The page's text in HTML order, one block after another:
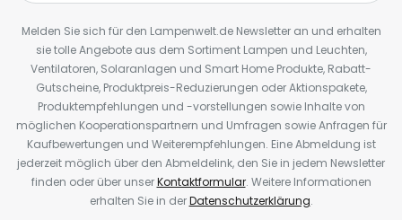
Melden Sie sich für den Lampenwelt.de Newsletter an und erhalten
sie tolle Angebote aus dem Sortiment Lampen und Leuchten,
Ventilatoren, Solaranlagen und Smart Home Produkte, Rabatt-
Gutscheine, Produktpreis-Reduzierungen oder Aktionspakete,
Produktempfehlungen und -vorstellungen sowie Inhalte von
möglichen Kooperationspartnern und Umfragen sowie Anfragen für
Kaufbewertungen und Weiterempfehlungen. Eine Abmeldung ist
jederzeit möglich über den Abmeldelink, den Sie in jedem Newsletter
finden oder über unserKontaktformular. Weitere Informationen
erhalten Sie in derDatenschutzerklärung.